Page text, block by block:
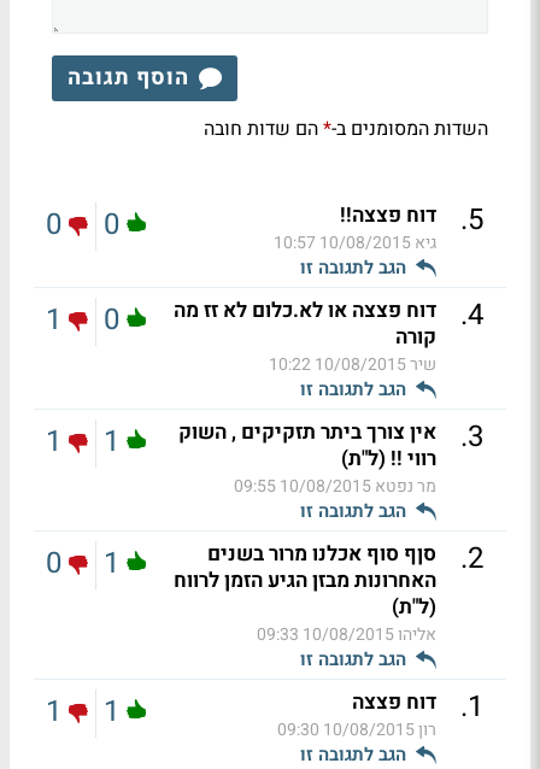
הוסף תגובה
השדות המסומנים ב-*הם שדות חובה
5
. דוח פצצה!!
גיא10/08/2015 10:57
הגב לתגובה זו
0
0
4
.
דוח פצצה או לא.כלום לא זז מה
קורה
שיר10/08/2015 10:22
הגב לתגובה זו
0
1
3
.
אין צורך ביתר תזקיקים , השוק
רווי !! (ל"ת)
מר נפטא10/08/2015 09:55
הגב לתגובה זו
1
1
2
.
סןף סוף אכלנו מרור בשנים
האחרונות מבזן הגיע הזמן לרווח
(ל"ת)
אליהו10/08/2015 09:33
הגב לתגובה זו
1
0
1
. דוח פצצה
רון10/08/2015 09:30
הגב לתגובה זו
1
1